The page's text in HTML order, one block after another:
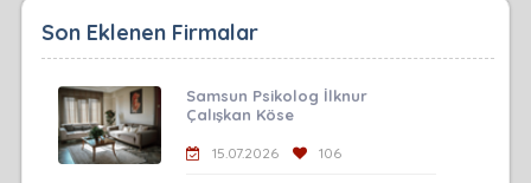
Son Eklenen Firmalar
Samsun Psikolog İlknur
Çalışkan Köse
15.07.2026 106